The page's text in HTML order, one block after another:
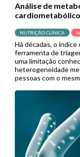
Análise de
NUTRIÇÃO CLÍNICA
Há décadas, o índice
ferramenta de
uma limitação
heterogeneidade
pessoas com o
acabam sem